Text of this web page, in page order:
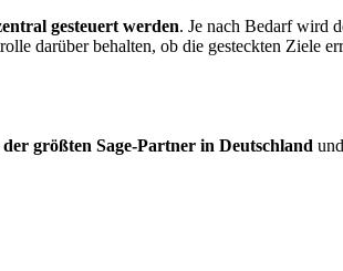
gesteuert werden. Je nach Bedarf wird
darüber behalten, ob die gesteckten Ziele
der größten Sage-Partner in Deutschland